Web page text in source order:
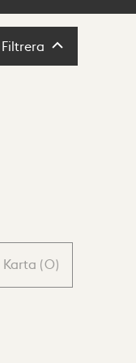
Filtrera Filtrera
Karta (0)